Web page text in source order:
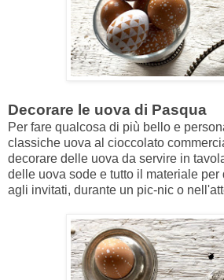
Decorare le uova di Pasqua
Per fare qualcosa di più bello e
classiche uova al cioccolato
decorare delle uova da servire in
delle uova sode e tutto il materiale
agli invitati, durante un pic-nic o